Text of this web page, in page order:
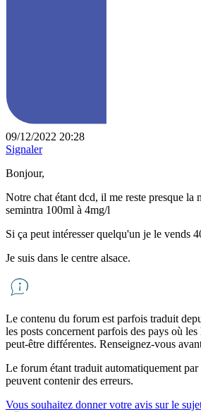
09/12/2022 20:28
Signaler
Bonjour,
Notre chat étant dcd, il me reste presque la
semintra 100ml à 4mg/l
Si ça peut intéresser quelqu'un je le vends
Je suis dans le centre alsace.
Le contenu du forum est parfois traduit
les posts concernent parfois des pays où
peut-être différentes. Renseignez-vous
Le forum étant traduit automatiquement
peuvent contenir des erreurs.
Vous souhaitez donner votre avis sur le